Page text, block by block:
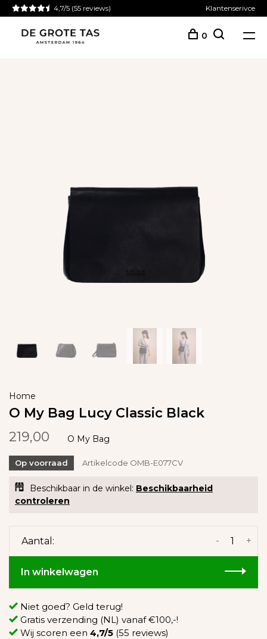
4,7/5 (55 reviews) Klantenserivce
0
Home
O My Bag Lucy Classic Black
219,00
O My Bag
Op voorraad Artikelcode OMB-E077CV
Beschikbaar in de winkel: Beschikbaarheid
controleren
Aantal: +
-
In winkelwagen
Niet goed? Geld terug!
Gratis verzending (NL) vanaf €100,-!
Wij scoren een 4,7/5 (55 reviews)